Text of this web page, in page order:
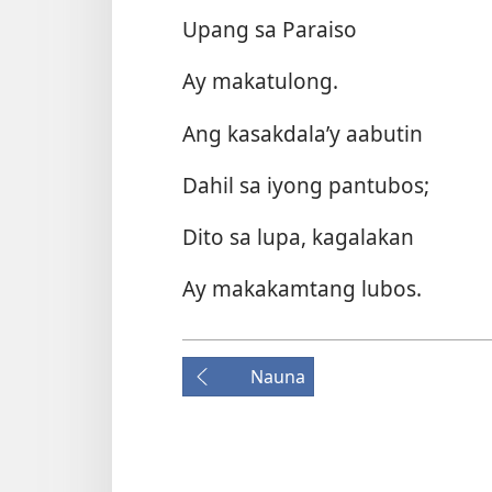
Upang sa Paraiso
Ay makatulong.
Ang kasakdala’y aabutin
Dahil sa iyong pantubos;
Dito sa lupa, kagalakan
Ay makakamtang lubos.
Nauna